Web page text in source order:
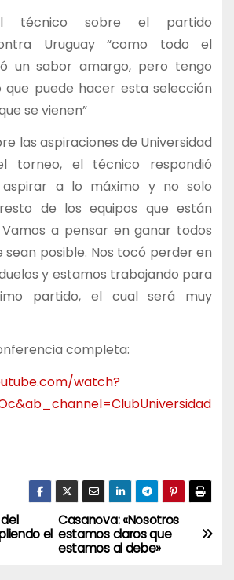
técnico sobre el partido
Uruguay “como todo el
un sabor amargo, pero tengo
que puede hacer esta selección
se vienen”
las aspiraciones de Universidad
torneo, el técnico respondió
aspirar a lo máximo y no solo
de los equipos que están
a pensar en ganar todos
sean posible. Nos tocó perder en
y estamos trabajando para
partido, el cual será muy
completa:
watch?
Casanova: «Nosotros
estamos claros que
estamos al debe»
el